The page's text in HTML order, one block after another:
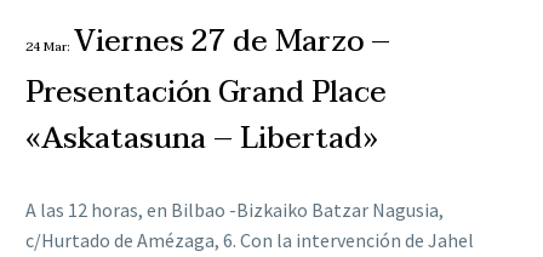
24 Mar: Viernes 27 de Marzo –
Presentación Grand Place
«Askatasuna – Libertad»
A las 12 horas, en Bilbao -Bizkaiko Batzar Nagusia,
c/Hurtado de Amézaga, 6. Con la intervención de Jahel